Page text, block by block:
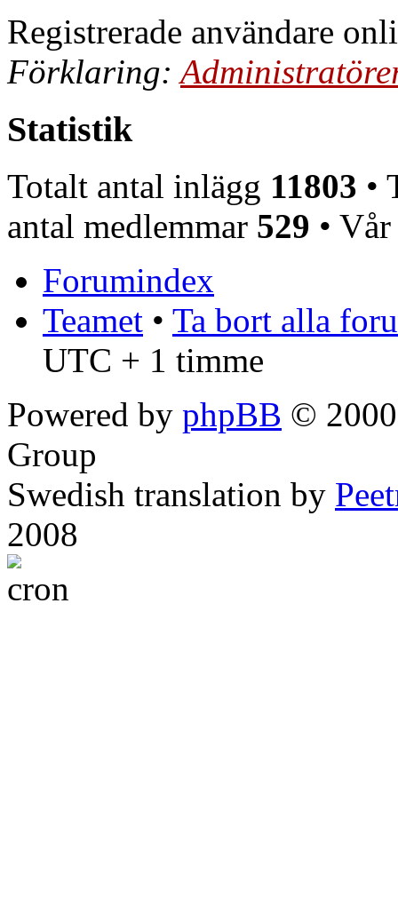
Registrerade användare
Förklaring:
Statistik
Totalt antal inlägg 11803 •
antal medlemmar 529 •
Forumindex
Teamet • Ta bort alla
UTC + 1 timme
Powered by phpBB ©
Group
Swedish translation by
2008